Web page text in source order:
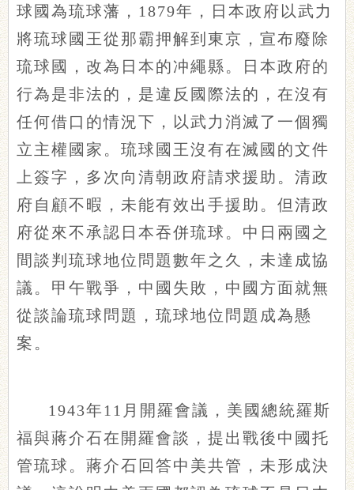
球國為琉球藩，1879年，日本政府以武力
將琉球國王從那霸押解到東京，宣布廢除
琉球國，改為日本的冲繩縣。日本政府的
行為是非法的，是違反國際法的，在沒有
任何借口的情況下，以武力消滅了一個獨
立主權國家。琉球國王沒有在滅國的文件
上簽字，多次向清朝政府請求援助。清政
府自顧不暇，未能有效出手援助。但清政
府從來不承認日本吞併琉球。中日兩國之
間談判琉球地位問題數年之久，未達成協
議。甲午戰爭，中國失敗，中國方面就無
從談論琉球問題，琉球地位問題成為懸
案。
1943年11月開羅會議，美國總統羅斯
福與蔣介石在開羅會談，提出戰後中國托
管琉球。蔣介石回答中美共管，未形成決